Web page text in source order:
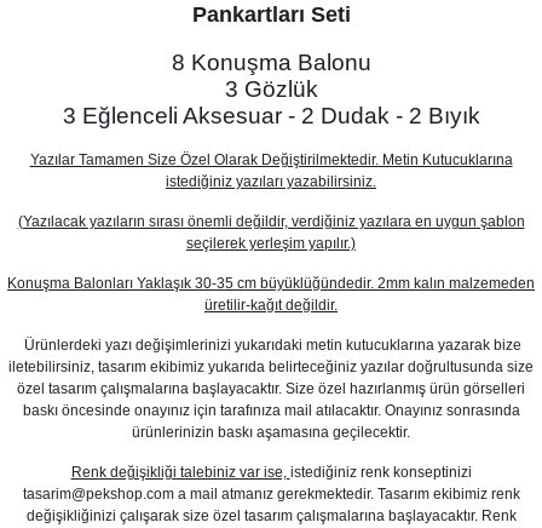
Pankartları Seti
8 Konuşma Balonu
3 Gözlük
3 Eğlenceli Aksesuar - 2 Dudak - 2 Bıyık
Yazılar Tamamen Size Özel Olarak Değiştirilmektedir. Metin Kutucuklarına
istediğiniz yazıları yazabilirsiniz.
(Yazılacak yazıların sırası önemli değildir, verdiğiniz yazılara en uygun şablon
seçilerek yerleşim yapılır.)
Konuşma Balonları Yaklaşık 30-35 cm büyüklüğündedir. 2mm kalın malzemeden
üretilir-kağıt değildir.
Ürünlerdeki yazı değişimlerinizi yukarıdaki metin kutucuklarına yazarak bize
iletebilirsiniz, tasarım ekibimiz yukarıda belirteceğiniz yazılar doğrultusunda size
özel tasarım çalışmalarına başlayacaktır. Size özel hazırlanmış ürün görselleri
baskı öncesinde onayınız için tarafınıza mail atılacaktır. Onayınız sonrasında
ürünlerinizin baskı aşamasına geçilecektir.
Renk değişikliği talebiniz var ise, istediğiniz renk konseptinizi
tasarim@pekshop.com a mail atmanız gerekmektedir. Tasarım ekibimiz renk
değişikliğinizi çalışarak size özel tasarım çalışmalarına başlayacaktır. Renk